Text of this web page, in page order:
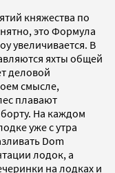
княжества по
это Формула
увеличивается. В
яхты общей
деловой
смысле,
плавают
На каждом
уже с утра
Dom
лодок, а
на лодках и